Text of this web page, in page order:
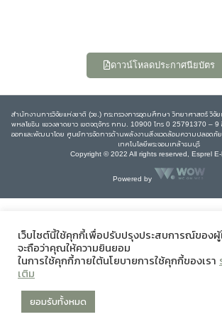
ดาวน์โหลดประกาศนียบัตร
สำนักงานการวิจัยแห่งชาติ (วช.) กระทรวงการอุดมศึกษา วิทยาศาสตร์ วิจั
พหลโยธิน แขวงลาดยาว เขตจตุจักร กทม. 10900 โทร 0 25791370 –
ออกและพัฒนาโดย ศูนย์การจัดการด้านพลังงานสิ่งแวดล้อมความปลอดภั
เทคโนโลยีพระจอมเกล้าธนบุรี
Copyright © 2022 All rights reserved, Esprel
Powered by
เว็บไซต์นี้ใช้คุกกี้เพื่อปรับปรุงประสบการณ์ของผู้
จะถือว่าคุณให้ความยินยอม
ในการใช้คุกกี้ภายใต้นโยบายการใช้คุกกี้ของเรา
เติม
ยอมรับทั้งหมด